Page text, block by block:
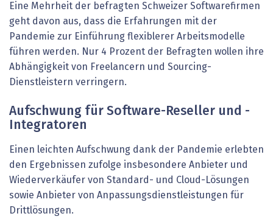
Eine Mehrheit der befragten Schweizer Softwarefirmen
geht davon aus, dass die Erfahrungen mit der
Pandemie zur Einführung flexiblerer Arbeitsmodelle
führen werden. Nur 4 Prozent der Befragten wollen ihre
Abhängigkeit von Freelancern und Sourcing-
Dienstleistern verringern.
Aufschwung für Software-Reseller und -
Integratoren
Einen leichten Aufschwung dank der Pandemie erlebten
den Ergebnissen zufolge insbesondere Anbieter und
Wiederverkäufer von Standard- und Cloud-Lösungen
sowie Anbieter von Anpassungsdienstleistungen für
Drittlösungen.